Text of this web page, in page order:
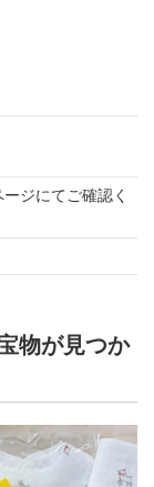
ジにてご確認く
物が見つか